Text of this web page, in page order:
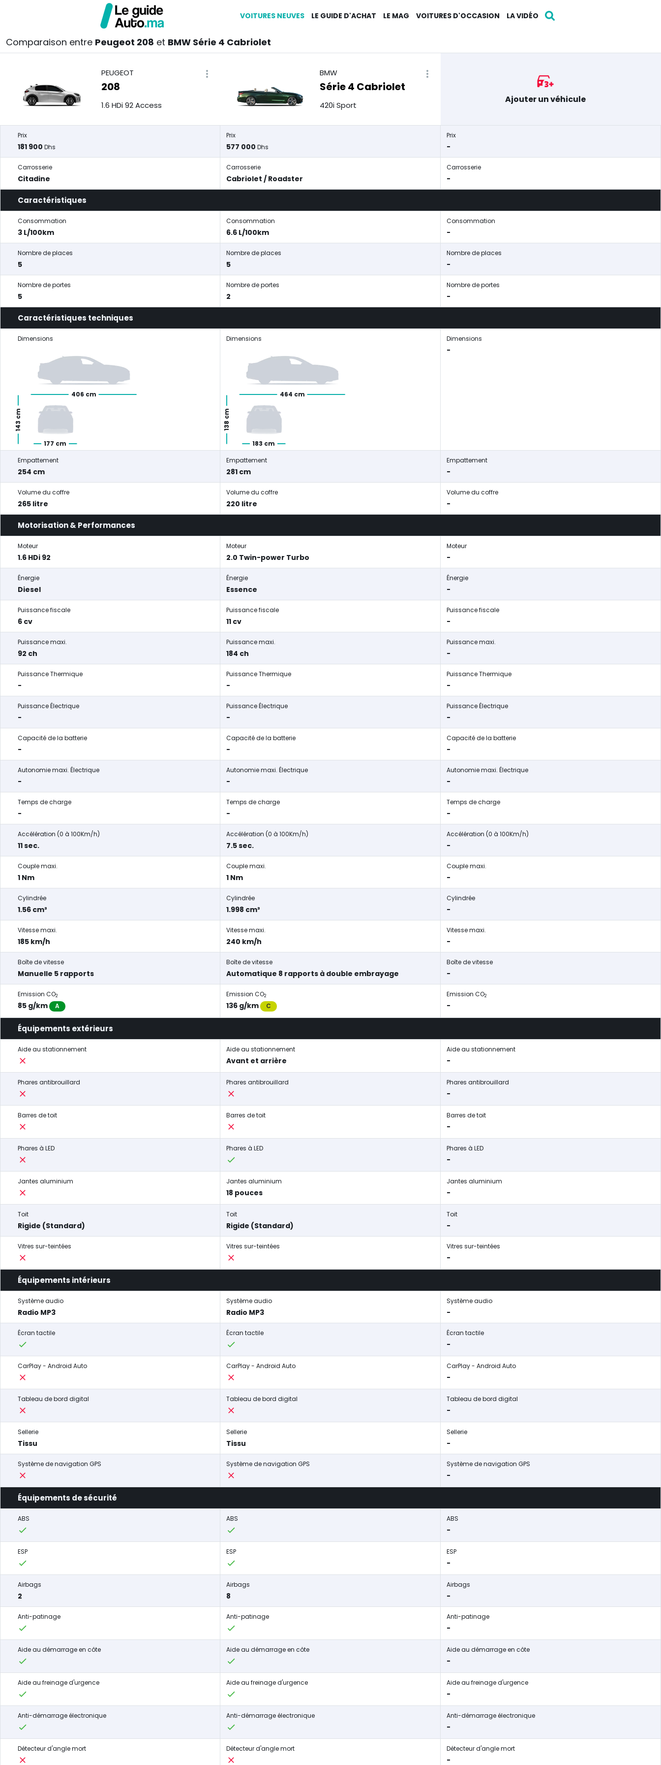
VOITURES NEUVES LE GUIDE D'ACHAT LE MAG VOITURES D'OCCASION LA VIDÉO
Comparaison entre Peugeot 208 et BMW Série 4 Cabriolet
PEUGEOT
208
1.6 HDi 92 Access
BMW
Série 4 Cabriolet
420i Sport
Ajouter un véhicule
Prix
181 900 Dhs
Prix
577 000 Dhs
Prix
-
Carrosserie
Citadine
Carrosserie
Cabriolet / Roadster
Carrosserie
-
Caractéristiques
Consommation
3 L/100km
Consommation
6.6 L/100km
Consommation
-
Nombre de places
5
Nombre de places
5
Nombre de places
-
Nombre de portes
5
Nombre de portes
2
Nombre de portes
-
Caractéristiques techniques
Dimensions
406 cm
177 cm
143 cm
Dimensions
464 cm
183 cm
138 cm
Dimensions
-
Empattement
254 cm
Empattement
281 cm
Empattement
-
Volume du coffre
265 litre
Volume du coffre
220 litre
Volume du coffre
-
Motorisation & Performances
Moteur
1.6 HDi 92
Moteur
2.0 Twin-power Turbo
Moteur
-
Énergie
Diesel
Énergie
Essence
Énergie
-
Puissance fiscale
6 cv
Puissance fiscale
11 cv
Puissance fiscale
-
Puissance maxi.
92 ch
Puissance maxi.
184 ch
Puissance maxi.
-
Puissance Thermique
-
Puissance Thermique
-
Puissance Thermique
-
Puissance Électrique
-
Puissance Électrique
-
Puissance Électrique
-
Capacité de la batterie
-
Capacité de la batterie
-
Capacité de la batterie
-
Autonomie maxi. Électrique
-
Autonomie maxi. Électrique
-
Autonomie maxi. Électrique
-
Temps de charge
-
Temps de charge
-
Temps de charge
-
Accélération (0 à 100Km/h)
11 sec.
Accélération (0 à 100Km/h)
7.5 sec.
Accélération (0 à 100Km/h)
-
Couple maxi.
1 Nm
Couple maxi.
1 Nm
Couple maxi.
-
Cylindrée
1.56 cm³
Cylindrée
1.998 cm³
Cylindrée
-
Vitesse maxi.
185 km/h
Vitesse maxi.
240 km/h
Vitesse maxi.
-
Boîte de vitesse
Manuelle 5 rapports
Boîte de vitesse
Automatique 8 rapports à double embrayage
Boîte de vitesse
-
Emission CO2
85 g/km A
Emission CO2
136 g/km C
Emission CO2
-
Équipements extérieurs
Aide au stationnement Aide au stationnement
Avant et arrière
Aide au stationnement
-
Phares antibrouillard Phares antibrouillard Phares antibrouillard
-
Barres de toit Barres de toit Barres de toit
-
Phares à LED Phares à LED Phares à LED
-
Jantes aluminium Jantes aluminium
18 pouces
Jantes aluminium
-
Toit
Rigide (Standard)
Toit
Rigide (Standard)
Toit
-
Vitres sur-teintées Vitres sur-teintées Vitres sur-teintées
-
Équipements intérieurs
Système audio
Radio MP3
Système audio
Radio MP3
Système audio
-
Écran tactile Écran tactile Écran tactile
-
CarPlay - Android Auto CarPlay - Android Auto CarPlay - Android Auto
-
Tableau de bord digital Tableau de bord digital Tableau de bord digital
-
Sellerie
Tissu
Sellerie
Tissu
Sellerie
-
Système de navigation GPS Système de navigation GPS Système de navigation GPS
-
Équipements de sécurité
ABS ABS ABS
-
ESP ESP ESP
-
Airbags
2
Airbags
8
Airbags
-
Anti-patinage Anti-patinage Anti-patinage
-
Aide au démarrage en côte Aide au démarrage en côte Aide au démarrage en côte
-
Aide au freinage d'urgence Aide au freinage d'urgence Aide au freinage d'urgence
-
Anti-démarrage électronique Anti-démarrage électronique Anti-démarrage électronique
-
Détecteur d'angle mort Détecteur d'angle mort Détecteur d'angle mort
-